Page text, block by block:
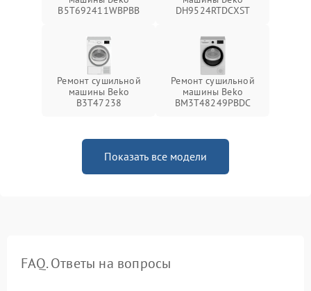
B5T692411WBPBB
DH9524RTDCXST
Ремонт сушильной
машины Beko
B3T47238
Ремонт сушильной
машины Beko
BM3T48249PBDC
Показать все модели
FAQ. Ответы на вопросы